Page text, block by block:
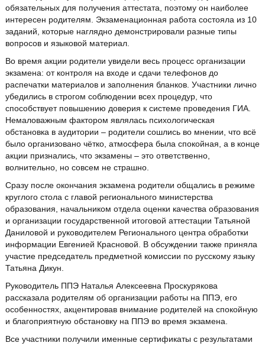
обязательных для получения аттестата, поэтому он наиболее
интересен родителям. Экзаменационная работа состояла из 10
заданий, которые наглядно демонстрировали разные типы
вопросов и языковой материал.
Во время акции родители увидели весь процесс организации
экзамена: от контроля на входе и сдачи телефонов до
распечатки материалов и заполнения бланков. Участники лично
убедились в строгом соблюдении всех процедур, что
способствует повышению доверия к системе проведения ГИА.
Немаловажным фактором являлась психологическая
обстановка в аудитории – родители сошлись во мнении, что всё
было организовано чётко, атмосфера была спокойная, а в конце
акции признались, что экзамены – это ответственно,
волнительно, но совсем не страшно.
Сразу после окончания экзамена родители общались в режиме
круглого стола с главой регионального министерства
образования, начальником отдела оценки качества образования
и организации государственной итоговой аттестации Татьяной
Даниловой и руководителем Регионального центра обработки
информации Евгенией Красновой. В обсуждении также приняла
участие председатель предметной комиссии по русскому языку
Татьяна Дикун.
Руководитель ППЭ Наталья Алексеевна Проскурякова
рассказала родителям об организации работы на ППЭ, его
особенностях, акцентировав внимание родителей на спокойную
и благоприятную обстановку на ППЭ во время экзамена.
Все участники получили именные сертификаты с результатами